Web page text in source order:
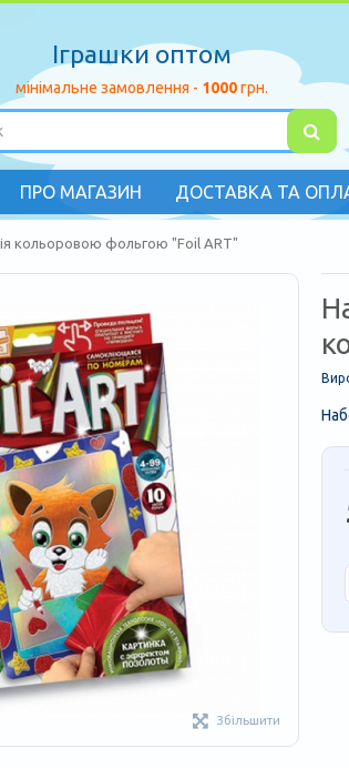
Іграшки оптом
мінімальне замовлення - 1000грн.
ПРО МАГАЗИН ДОСТАВКА ТА
кольоровою фольгою "Foil ART"
Збільшити